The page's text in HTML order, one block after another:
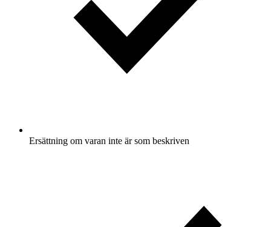
Ersättning om varan inte är som beskriven